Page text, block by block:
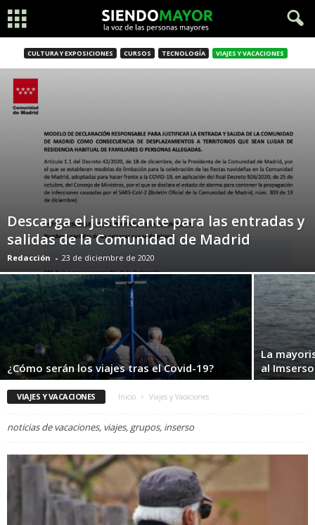
CULTURA Y EXPOSICIONES CURSOS TECNOLOGÍA VIAJES Y VACACIONES
Descarga el justificante para las entradas y
salidas de la Comunidad de Madrid
Redacción - 23 de diciembre de 2020
¿Cómo serán los viajes tras el Covid-19?
La
al
VIAJES Y VACACIONES Inicio Viajes y Vacaciones
noticias de vacaciones, viajes, grupos, inserso